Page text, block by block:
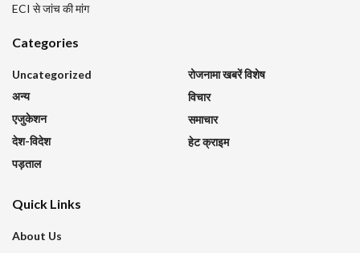
ECI से जांच की मांग
Categories
Uncategorized
अन्य
एजुकेशन
देश-विदेश
पड़ताल
रोजनामा खबरें विशेष
विचार
समाचार
हेट क्राइम
Quick Links
About Us